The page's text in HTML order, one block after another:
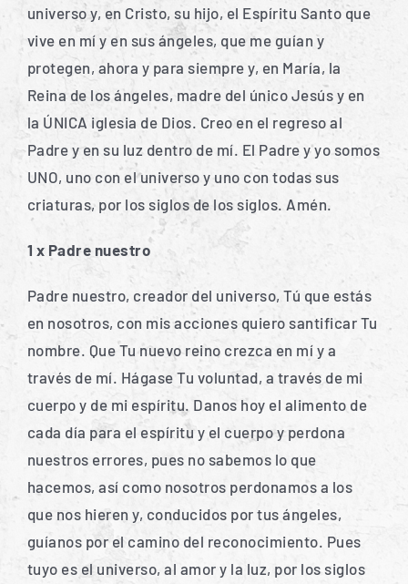
universo y, en Cristo, su hijo, el Espíritu Santo que
vive en mí y en sus ángeles, que me guían y
protegen, ahora y para siempre y, en María, la
Reina de los ángeles, madre del único Jesús y en
la ÚNICA iglesia de Dios. Creo en el regreso al
Padre y en su luz dentro de mí. El Padre y yo somos
UNO, uno con el universo y uno con todas sus
criaturas, por los siglos de los siglos. Amén.
1 x Padre nuestro
Padre nuestro, creador del universo, Tú que estás
en nosotros, con mis acciones quiero santificar Tu
nombre. Que Tu nuevo reino crezca en mí y a
través de mí. Hágase Tu voluntad, a través de mi
cuerpo y de mi espíritu. Danos hoy el alimento de
cada día para el espíritu y el cuerpo y perdona
nuestros errores, pues no sabemos lo que
hacemos, así como nosotros perdonamos a los
que nos hieren y, conducidos por tus ángeles,
guíanos por el camino del reconocimiento. Pues
tuyo es el universo, al amor y la luz, por los siglos